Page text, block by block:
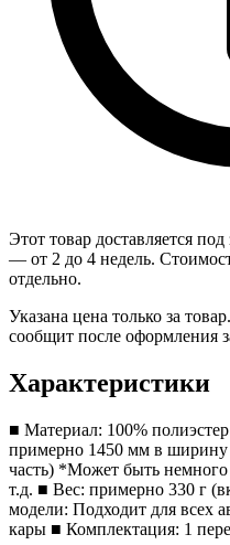
Этот товар доставляется
— от 2 до 4 недель.
отдельно.
Указана цена только за
сообщит после оформления
Характеристики
■ Материал: 100%
примерно 1450 мм в ширину
часть) *Может быть немного
т.д. ■ Вес: примерно 330 г
модели: Подходит для всех
кары ■ Комплектация: 1